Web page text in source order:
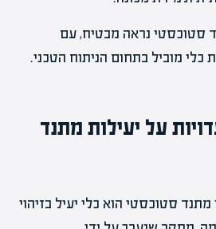
סטוכסטי נראה מבטיח, עם
כלי מוביל בתחום הניתוח הטכני.
על יעילות מתנד
סטוכסטי הוא כלי יעיל בזיהוי